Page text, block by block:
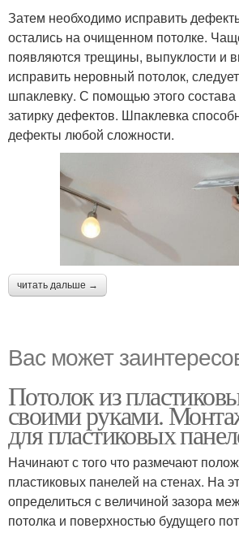
Затем необходимо исправить
остались на очищенном потолке.
появляются трещины, выпуклости и
исправить неровный потолок,
шпаклевку. С помощью этого
затирку дефектов. Шпаклевка
дефекты любой сложности.
читать дальше →
Вас может
Потолок из
своими руками.
для пластиковых
Начинают с того что размечают
пластиковых панелей на стенах. На
определиться с величиной зазора
потолка и поверхностью будущего